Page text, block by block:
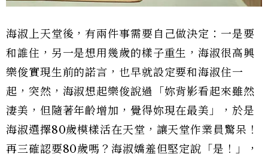
海淑上天堂後，有兩件事需要自己做決定：一是要
和誰住，另一是想用幾歲的樣子重生，海淑很高興
樂俊實現生前的諾言，也早就設定要和海淑住一
起，突然，海淑想起樂俊說過「妳背影看起來雖然
淒美，但隨著年齡增加，覺得妳現在最美」，於是
海淑選擇80歲模樣活在天堂，讓天堂作業員驚呆！
再三確認要80歲嗎？海淑嬌羞但堅定說「是！」，